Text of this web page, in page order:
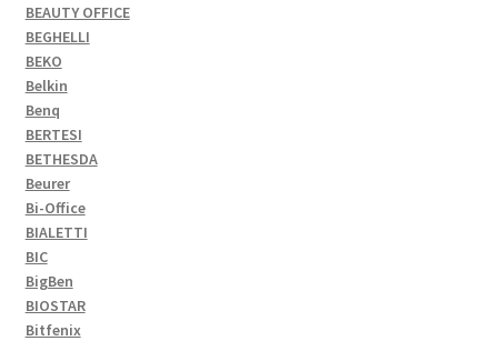
BEAUTY OFFICE
BEGHELLI
BEKO
Belkin
Benq
BERTESI
BETHESDA
Beurer
Bi-Office
BIALETTI
BIC
BigBen
BIOSTAR
Bitfenix